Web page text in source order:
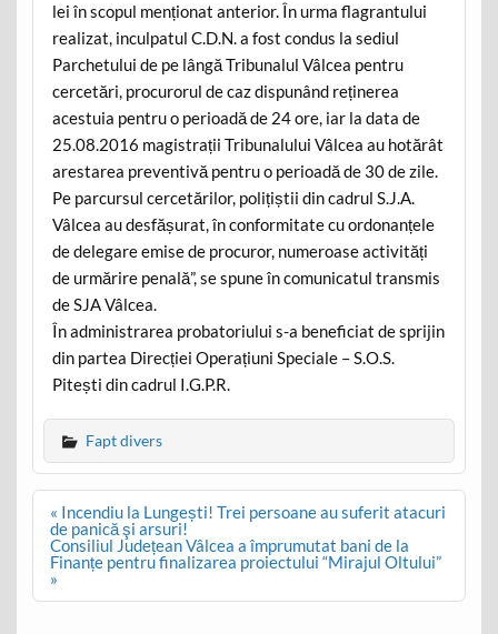
lei în scopul menționat anterior. În urma flagrantului
realizat, inculpatul C.D.N. a fost condus la sediul
Parchetului de pe lângă Tribunalul Vâlcea pentru
cercetări, procurorul de caz dispunând reținerea
acestuia pentru o perioadă de 24 ore, iar la data de
25.08.2016 magistrații Tribunalului Vâlcea au hotărât
arestarea preventivă pentru o perioadă de 30 de zile.
Pe parcursul cercetărilor, polițiștii din cadrul S.J.A.
Vâlcea au desfășurat, în conformitate cu ordonanțele
de delegare emise de procuror, numeroase activități
de urmărire penală”, se spune în comunicatul transmis
de SJA Vâlcea.
În administrarea probatoriului s-a beneficiat de sprijin
din partea Direcției Operațiuni Speciale – S.O.S.
Pitești din cadrul I.G.P.R.
Fapt divers
Post
navigation
« Incendiu la Lungești! Trei persoane au suferit atacuri
de panică şi arsuri!
Consiliul Județean Vâlcea a împrumutat bani de la
Finanțe pentru finalizarea proiectului “Mirajul Oltului”
»